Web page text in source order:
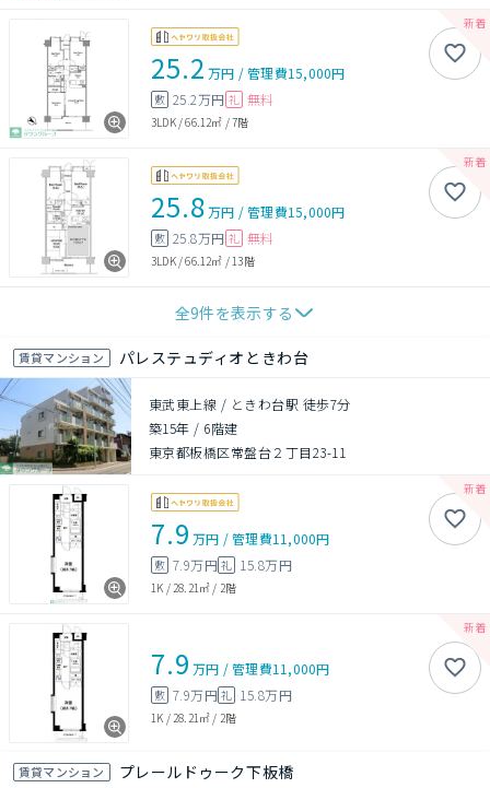
25.2 万円 /管理費15,000円
敷 25.2万円 礼 無料
3LDK/66.12㎡ /7階
25.8万円 /管理費15,000円
敷 25.8万円 礼 無料
3LDK/66.12㎡ /13階
全9件を表示する
賃貸マンション パレステュディオときわ台
東武東上線 / ときわ台駅 徒歩7分
築15年 / 6階建
東京都板橋区常盤台２丁目23-11
7.9 万円 /管理費11,000円
敷 7.9万円礼 15.8万円
1K /28.21㎡ / 2階
7.9 万円 /管理費11,000円
敷 7.9万円礼 15.8万円
1K / 28.21㎡ / 2階
賃貸マンション プレールドゥーク下板橋